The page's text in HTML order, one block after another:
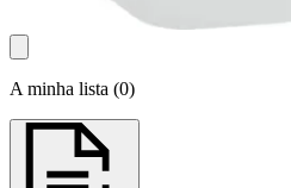
A minha lista (0)